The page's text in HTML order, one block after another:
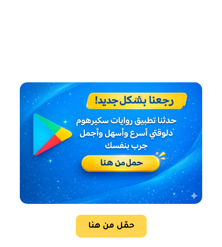
حمّل من هنا